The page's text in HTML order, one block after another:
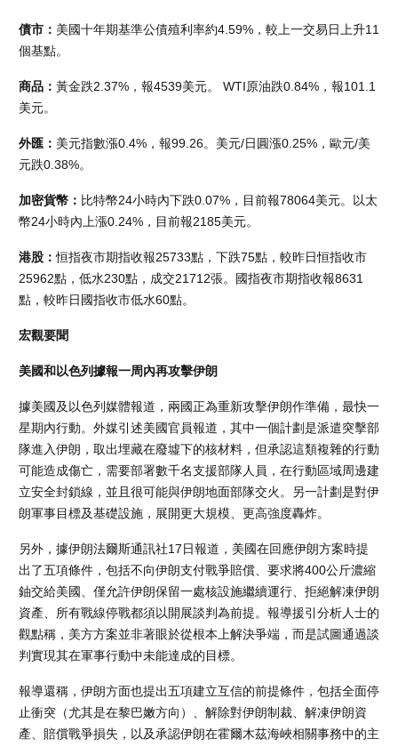
債市： 美國十年期基準公債殖利率約4.59%，較上一交易日上升11
個基點。
商品： 黃金跌2.37%，報4539美元。 WTI原油跌0.84%，報101.1
美元。
外匯： 美元指數漲0.4%，報99.26。美元/日圓漲0.25%，歐元/美
元跌0.38%。
加密貨幣： 比特幣24小時內下跌0.07%，目前報78064美元。以太
幣24小時內上漲0.24%，目前報2185美元。
港股：恒指夜市期指收報25733點，下跌75點，較昨日恒指收市
25962點，低水230點，成交21712張。國指夜市期指收報8631
點，較昨日國指收市低水60點。
宏觀要聞
美國和以色列據報一周內再攻擊伊朗
據美國及以色列媒體報道，兩國正為重新攻擊伊朗作準備，最快一
星期內行動。外媒引述美國官員報道，其中一個計劃是派遣突擊部
隊進入伊朗，取出埋藏在廢墟下的核材料，但承認這類複雜的行動
可能造成傷亡，需要部署數千名支援部隊人員，在行動區域周邊建
立安全封鎖線，並且很可能與伊朗地面部隊交火。另一計劃是對伊
朗軍事目標及基礎設施，展開更大規模、更高強度轟炸。
另外，據伊朗法爾斯通訊社17日報道，美國在回應伊朗方案時提
出了五項條件，包括不向伊朗支付戰爭賠償、要求將400公斤濃縮
鈾交給美國、僅允許伊朗保留一處核設施繼續運行、拒絕解凍伊朗
資產、所有戰線停戰都須以開展談判為前提。報導援引分析人士的
觀點稱，美方方案並非著眼於從根本上解決爭端，而是試圖通過談
判實現其在軍事行動中未能達成的目標。
報導還稱，伊朗方面也提出五項建立互信的前提條件，包括全面停
止衝突（尤其是在黎巴嫩方向）、解除對伊朗制裁、解凍伊朗資
產、賠償戰爭損失，以及承認伊朗在霍爾木茲海峽相關事務中的主